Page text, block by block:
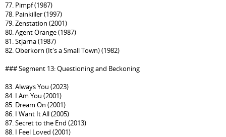
77. Pimpf (1987)
78. Painkiller (1997)
79. Zenstation (2001)
80. Agent Orange (1987)
81. Stjarna (1987)
82. Oberkorn (It's a Small Town) (1982)
### Segment 13: Questioning and Beckoning
83. Always You (2023)
84. I Am You (2001)
85. Dream On (2001)
86. I Want It All (2005)
87. Secret to the End (2013)
88. I Feel Loved (2001)